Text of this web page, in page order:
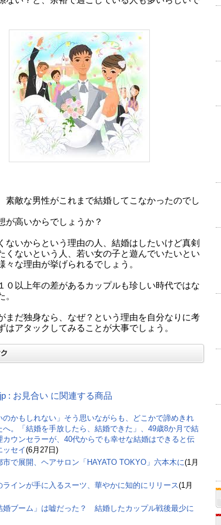
素敵な男性がこれまで結婚してこなかったのでし
が高いからでしょうか？
ないからという理由の人、結婚はしたいけど真剣
くないという人、若い女の子と遊んでいたいとい
々な理由が挙げられるでしょう。
０以上年の差があるカップルも珍しい時代ではな
。
まだ独身なら、なぜ？という理由を自分なりに考
はアタックしてみることが大事でしょう。
: お見合い に関連する商品
のかもしれない」そう思いながらも、どこかで諦めきれ
へ。「結婚を手放したら、結婚できた」、49歳8か月で結
カウンセラーが、40代からでも幸せな結婚はできると伝
ッセイ(6月27日)
市で展開、ヘアサロン「HAYATO TOKYO」六本木に(1月
ラインが手に入るスーツ、華やかに知的にリリース(1月
婚ブーム」は嘘だった？ 結婚したカップル戦後最少に